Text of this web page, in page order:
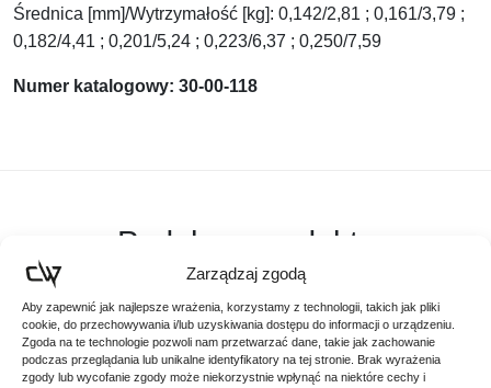
Zarządzaj zgodą
Aby zapewnić jak najlepsze wrażenia, korzystamy z technologii, takich jak pliki
cookie, do przechowywania i/lub uzyskiwania dostępu do informacji o urządzeniu.
Zgoda na te technologie pozwoli nam przetwarzać dane, takie jak zachowanie
podczas przeglądania lub unikalne identyfikatory na tej stronie. Brak wyrażenia
zgody lub wycofanie zgody może niekorzystnie wpłynąć na niektóre cechy i
Średnica [mm]/Wytrzymałość [kg]: 0,142/2,81 ; 0,161/3,79 ;
0,182/4,41 ; 0,201/5,24 ; 0,223/6,37 ; 0,250/7,59
Numer katalogowy: 30-00-118
Podobne produkty
Poznaj podobne produkty, które mogą Ci się spodobać
Promocja!